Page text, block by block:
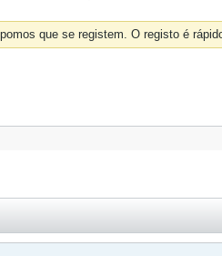
que se registem. O registo é